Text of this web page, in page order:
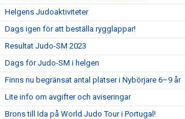
Helgens Judoaktiviteter
Dags igen för att beställa rygglappar!
Resultat Judo-SM 2023
Dags för Judo-SM i helgen
Finns nu begränsat antal platser i Nybörjare 6–9 år
Lite info om avgifter och aviseringar
Brons till Ida på World Judo Tour i Portugal!